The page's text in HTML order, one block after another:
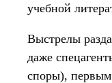
учебной
Выстрелы
даже
споры), первым